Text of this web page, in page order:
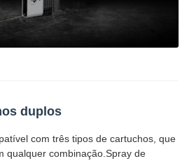
duplos
com três tipos de cartuchos, que
qualquer combinação.Spray de